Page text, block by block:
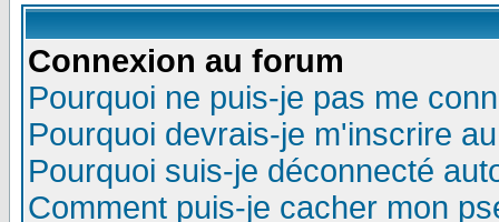
Connexion au forum
Pourquoi ne puis-je pas me
Pourquoi devrais-je m'inscrire
Pourquoi suis-je déconnecté
Comment puis-je cacher mon